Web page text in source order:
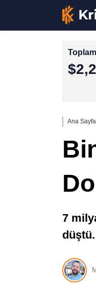
Ana Sayfa
7
düştü.